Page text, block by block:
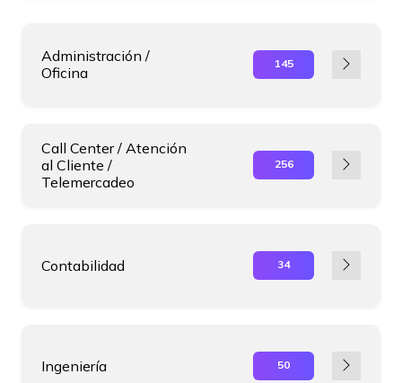
Administración /
Oficina
145
Call Center / Atención
al Cliente /
Telemercadeo
256
Contabilidad 34
Ingeniería 50